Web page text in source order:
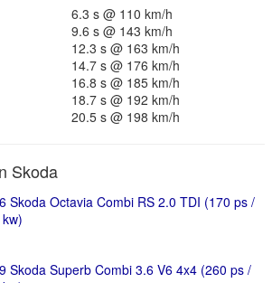
6.3 s @ 110 km/h
9.6 s @ 143 km/h
12.3 s @ 163 km/h
14.7 s @ 176 km/h
16.8 s @ 185 km/h
18.7 s @ 192 km/h
20.5 s @ 198 km/h
Skoda
Skoda Octavia Combi RS 2.0 TDI (170 ps /
Skoda Superb Combi 3.6 V6 4x4 (260 ps /